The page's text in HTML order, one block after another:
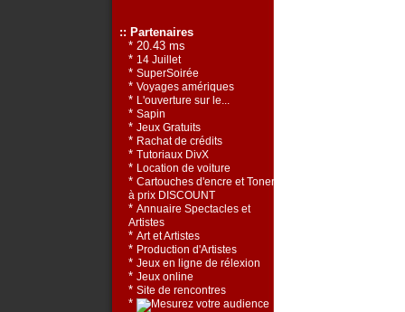
:: Partenaires
* 20.43 ms
* 14 Juillet
* SuperSoirée
* Voyages amériques
* L'ouverture sur le...
* Sapin
* Jeux Gratuits
* Rachat de crédits
* Tutoriaux DivX
* Location de voiture
* Cartouches d'encre et Toners
à prix DISCOUNT
* Annuaire Spectacles et
Artistes
* Art et Artistes
* Production d'Artistes
* Jeux en ligne de rélexion
* Jeux online
* Site de rencontres
*